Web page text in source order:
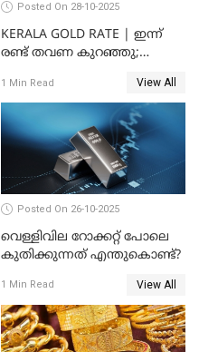
Posted On 28-10-2025
KERALA GOLD RATE | ഇന്ന്
രണ്ട് തവണ കുറഞ്ഞു;
1800 രൂപ
1 Min Read View All
Posted On 26-10-2025
വെള്ളിവില റോക്കറ്റ് പോലെ
കുതിക്കുന്നത് എന്തുകൊണ്ട്?
1 Min Read View All